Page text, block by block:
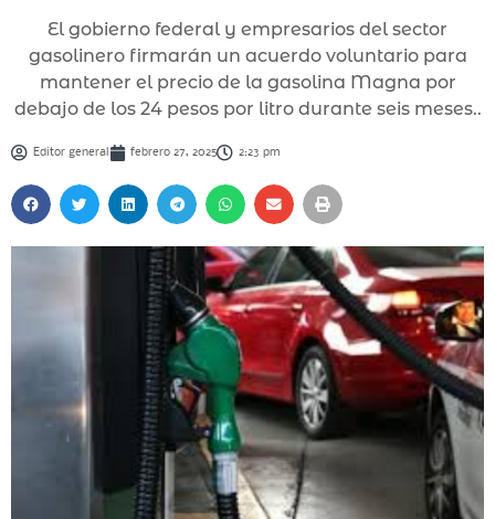
El gobierno federal y empresarios del sector
gasolinero firmarán un acuerdo voluntario para
mantener el precio de la gasolina Magna por
debajo de los 24 pesos por litro durante seis meses..
Editor general febrero 27, 2025 2:23 pm